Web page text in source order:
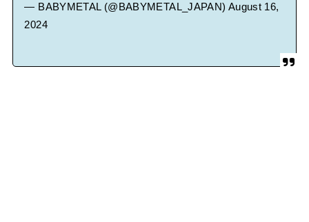
— BABYMETAL (@BABYMETAL_JAPAN) August 16,
2024